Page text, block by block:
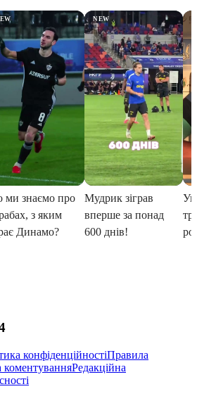
конфіденційностіПравила
коментуванняРедакційна